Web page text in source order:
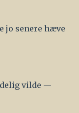
jo senere hæve
vilde —